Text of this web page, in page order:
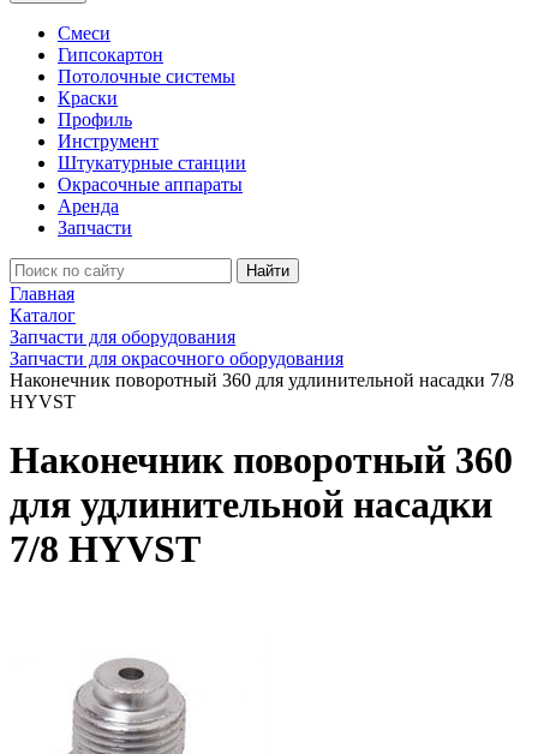
Смеси
Гипсокартон
Потолочные системы
Краски
Профиль
Инструмент
Штукатурные станции
Окрасочные аппараты
Аренда
Запчасти
Найти
Главная
Каталог
Запчасти для оборудования
Запчасти для окрасочного оборудования
Наконечник поворотный 360 для удлинительной насадки 7/8
HYVST
Наконечник поворотный 360
для удлинительной насадки
7/8 HYVST